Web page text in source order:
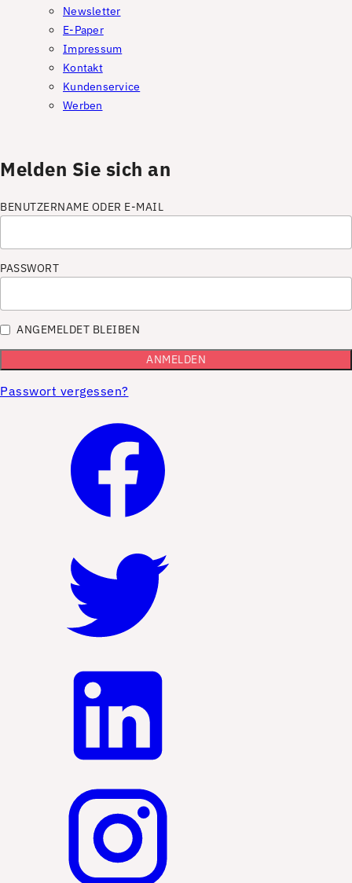
Newsletter
E-Paper
Impressum
Kontakt
Kundenservice
Werben
Melden Sie sich an
BENUTZERNAME ODER E-MAIL
PASSWORT
ANGEMELDET BLEIBEN
Passwort vergessen?